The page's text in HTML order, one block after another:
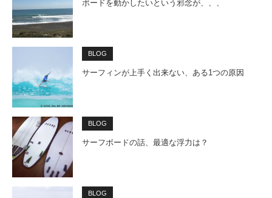
ボードを動かしたいという邪念が、、、
BLOG
サーフィンが上手く出来ない、ある1つの原因
BLOG
サーフボードの話、最適な浮力は？
BLOG